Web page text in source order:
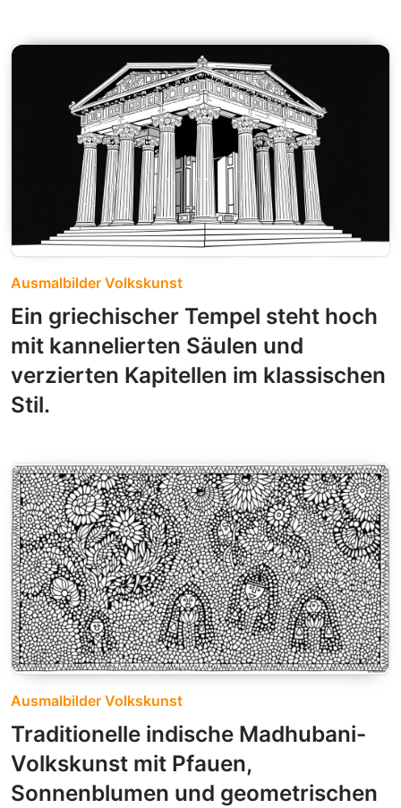
Ausmalbilder Volkskunst
Ein griechischer Tempel steht hoch
mit kannelierten Säulen und
verzierten Kapitellen im klassischen
Stil.
Ausmalbilder Volkskunst
Traditionelle indische Madhubani-
Volkskunst mit Pfauen,
Sonnenblumen und geometrischen